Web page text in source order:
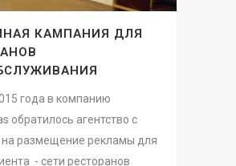
КАМПАНИЯ ДЛЯ
года в компанию
обратилось агентство с
на размещение рекламы для
- сети ресторанов